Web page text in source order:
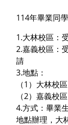
114年畢業同
1.大林校區：
2.嘉義校區：
請
3.地點：
（1）大林校
（2）嘉義校
4.方式：畢業
地點辦理，大